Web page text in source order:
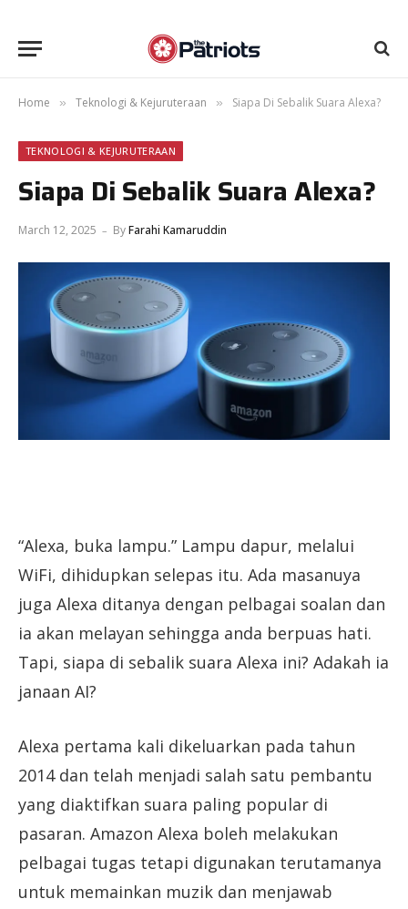
Home » Teknologi & Kejuruteraan » Siapa Di Sebalik Suara Alexa?
TEKNOLOGI & KEJURUTERAAN
Siapa Di Sebalik Suara Alexa?
March 12, 2025 ByFarahi Kamaruddin
“Alexa, buka lampu.” Lampu dapur, melalui
WiFi, dihidupkan selepas itu. Ada masanuya
juga Alexa ditanya dengan pelbagai soalan dan
ia akan melayan sehingga anda berpuas hati.
Tapi, siapa di sebalik suara Alexa ini? Adakah ia
janaan AI?
Alexa pertama kali dikeluarkan pada tahun
2014 dan telah menjadi salah satu pembantu
yang diaktifkan suara paling popular di
pasaran. Amazon Alexa boleh melakukan
pelbagai tugas tetapi digunakan terutamanya
untuk memainkan muzik dan menjawab